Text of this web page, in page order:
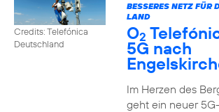
Credits: Telefónica
Deutschland
BESSERES NETZ FÜR
LAND
O2
5G nach
Im Herzen des
geht ein neuer